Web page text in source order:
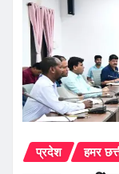
प्रदेश हमर